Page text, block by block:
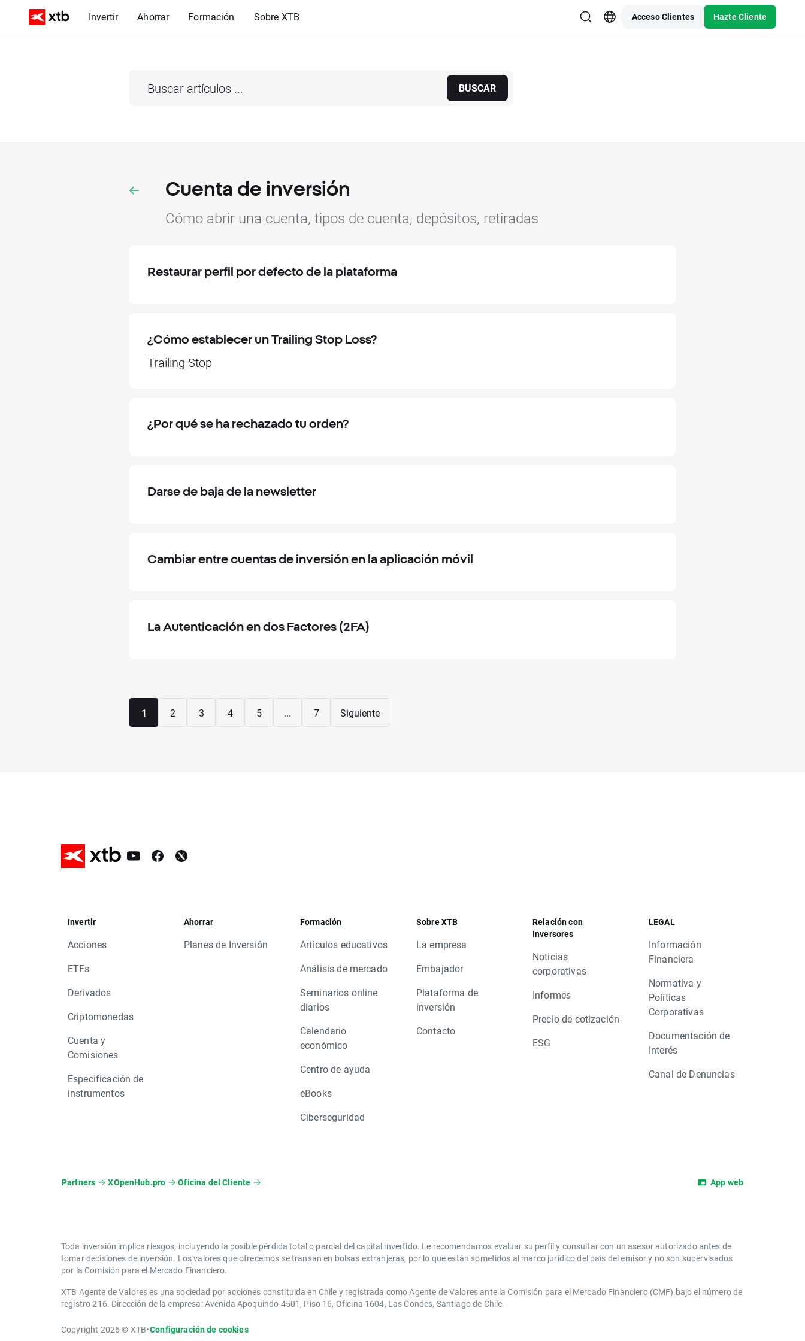
Invertir Ahorrar Formación Sobre XTB Acceso Clientes Hazte Cliente
BUSCAR
Cuenta de inversión
Cómo abrir una cuenta, tipos de cuenta, depósitos, retiradas
Restaurar perfil por defecto de la plataforma
¿Cómo establecer un Trailing Stop Loss?
Trailing Stop
¿Por qué se ha rechazado tu orden?
Darse de baja de la newsletter
Cambiar entre cuentas de inversión en la aplicación móvil
La Autenticación en dos Factores (2FA)
1 2 3 4 5 ... 7 Siguiente
Invertir
Acciones
ETFs
Derivados
Criptomonedas
Cuenta y
Comisiones
Especificación de
instrumentos
Ahorrar
Planes de Inversión
Formación
Artículos educativos
Análisis de mercado
Seminarios online
diarios
Calendario
económico
Centro de ayuda
eBooks
Ciberseguridad
Sobre XTB
La empresa
Embajador
Plataforma de
inversión
Contacto
Relación con
Inversores
Noticias
corporativas
Informes
Precio de cotización
ESG
LEGAL
Información
Financiera
Normativa y
Políticas
Corporativas
Documentación de
Interés
Canal de Denuncias
Partners XOpenHub.pro Oficina del Cliente App web
Toda inversión implica riesgos, incluyendo la posible pérdida total o parcial del capital invertido. Le recomendamos evaluar su perfil y consultar con un asesor autorizado antes de
tomar decisiones de inversión. Los valores que ofrecemos se transan en bolsas extranjeras, por lo que están sometidos al marco jurídico del país del emisor y no son supervisados
por la Comisión para el Mercado Financiero.
XTB Agente de Valores es una sociedad por acciones constituida en Chile y registrada como Agente de Valores ante la Comisión para el Mercado Financiero (CMF) bajo el número de
registro 216. Dirección de la empresa: Avenida Apoquindo 4501, Piso 16, Oficina 1604, Las Condes, Santiago de Chile.
Copyright 2026 © XTB•Configuración de cookies